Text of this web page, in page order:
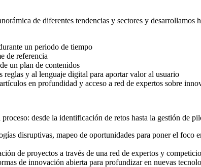
de diferentes tendencias y sectores y desarrollamos
un periodo de tiempo
de referencia
un plan de contenidos
reglas y al lenguaje digital para aportar valor al usuario
en profundidad y acceso a red de expertos sobre
desde la identificación de retos hasta la gestión de
disruptivas, mapeo de oportunidades para poner el foco
de proyectos a través de una red de expertos y
de innovación abierta para profundizar en nuevas